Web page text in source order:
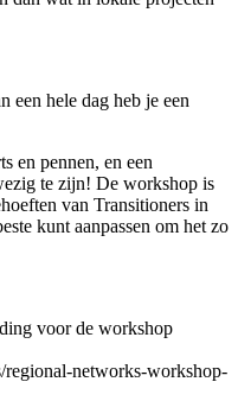
een hele dag heb je een
en pennen, en een
te zijn! De workshop is
van Transitioners in
kunt aanpassen om het zo
voor de workshop
regional-networks-workshop-